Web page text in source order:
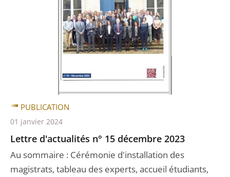
Lettre d'actualités n° 15 décembre 2023
Au sommaire : Cérémonie d'installation des
magistrats, tableau des experts, accueil étudiants,
PUBLICATION
01 janvier 2024